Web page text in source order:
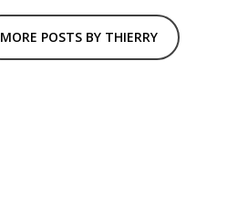
MORE POSTS BY THIERRY